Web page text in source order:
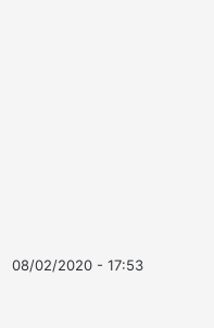
08/02/2020 - 17:53